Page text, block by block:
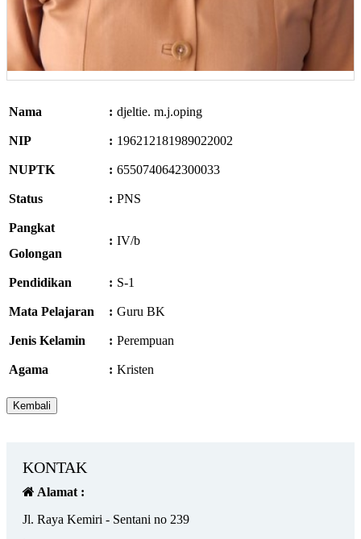
Nama : djeltie. m.j.oping
NIP : 196212181989022002
NUPTK : 6550740642300033
Status : PNS
Pangkat
Golongan
: IV/b
Pendidikan : S-1
Mata Pelajaran : Guru BK
Jenis Kelamin : Perempuan
Agama : Kristen
KONTAK
Alamat :
Jl. Raya Kemiri - Sentani no 239